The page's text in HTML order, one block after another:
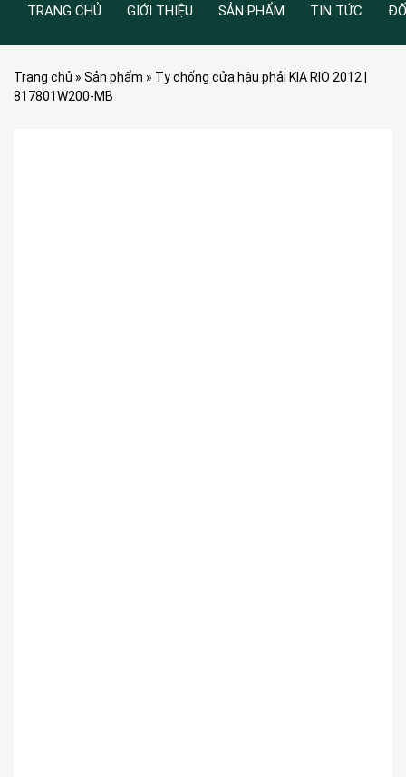
TRANG CHỦ GIỚI THIỆU SẢN PHẨM TIN TỨC
Trang chủ » Sản phẩm » Ty chống cửa hậu phải KIA RIO 2012 |
817801W200-MB